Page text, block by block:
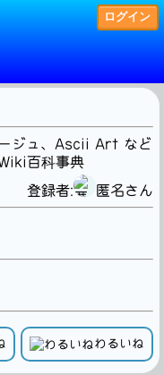
ログイン
ジュ、Ascii Art など
百科事典
登録者:
匿名さん
わるいね